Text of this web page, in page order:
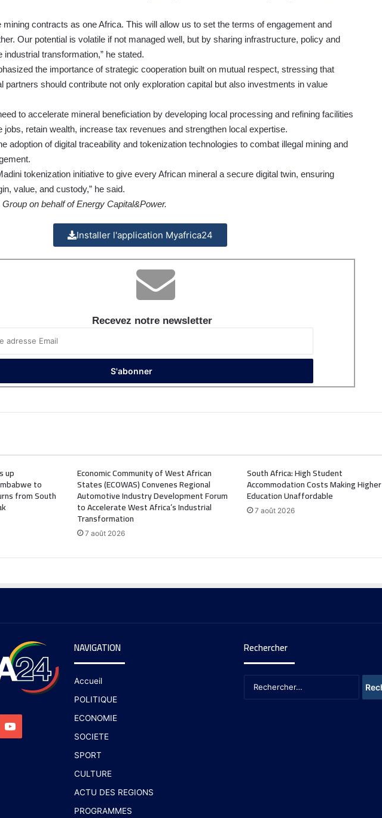
mining contracts as one Africa. This will allow us to set the terms of engagement and
Our potential is volatile if not managed well, but by sharing infrastructure, policy and
transformation,” he stated.
the importance of strategic cooperation built on mutual respect, stressing that
partners should contribute not only exploration capital but also investments in value
to accelerate mineral beneficiation by developing local processing and refining facilities
jobs, retain wealth, increase tax revenues and strengthen local expertise.
adoption of digital traceability and tokenization technologies to combat illegal mining and
tokenization initiative to give every African mineral a secure digital twin, ensuring
value, and custody,” he said.
on behalf of Energy Capital&Power.
Installer l'application Myafrica24
Recevez notre newsletter
up
to
from South
Economic Community of West African
States (ECOWAS) Convenes Regional
Automotive Industry Development Forum
to Accelerate West Africa’s Industrial
Transformation
7 août 2026
South Africa: High Student
Accommodation Costs Making Higher
Education Unaffordable
7 août 2026
NAVIGATION
Accueil
POLITIQUE
ECONOMIE
SOCIETE
SPORT
CULTURE
ACTU DES REGIONS
PROGRAMMES
Rechercher